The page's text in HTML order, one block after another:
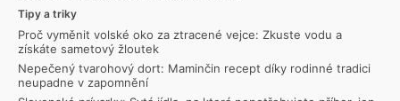
Tipy a triky
Proč vyměnit volské oko za ztracené vejce: Zkuste vodu a
získáte sametový žloutek
Nepečený tvarohový dort: Maminčin recept díky rodinné tradici
neupadne v zapomnění